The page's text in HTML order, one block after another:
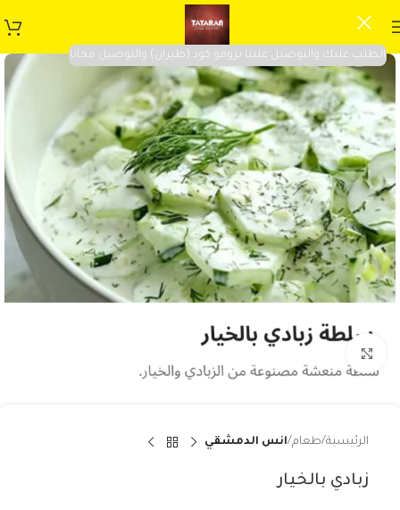
الطلب عليك والتوصيل علينا برومو كود (طيران) والتوصيل مجانا
الرئيسية طعام انس الدمشقي
زبادي بالخيار